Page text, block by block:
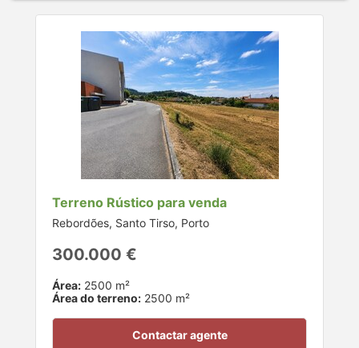
Terreno Rústico para venda
Rebordões, Santo Tirso, Porto
300.000 €
Área: 2500 m²
Área do terreno: 2500 m²
Contactar agente